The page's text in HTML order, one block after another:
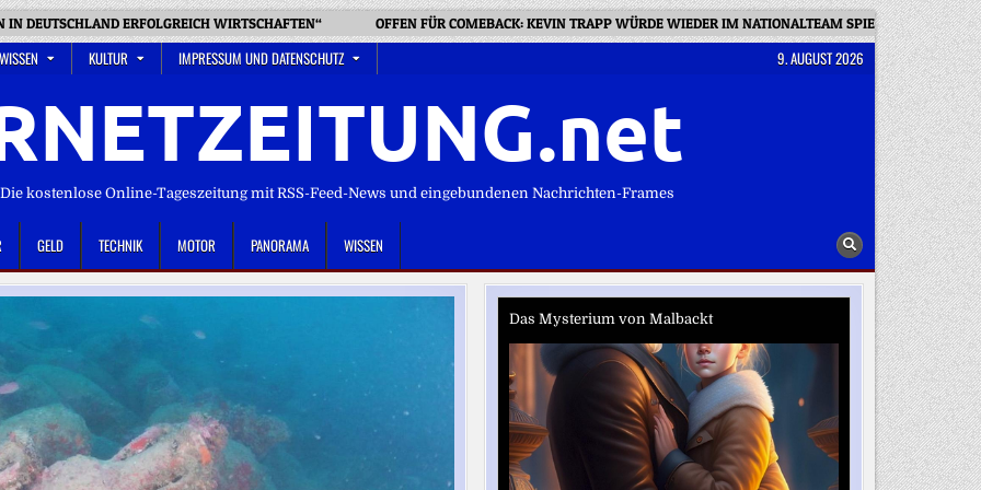
DEUTSCHLAND ERFOLGREICH WIRTSCHAFTEN“ OFFEN FÜR COMEBACK: KEVIN TRAPP WÜRDE WIEDER IM NATIONALTEAM SPIELEN
KULTUR IMPRESSUM UND DATENSCHUTZ 9. AUGUST 2026
kostenlose Online-Tageszeitung mit RSS-Feed-News und eingebundenen Nachrichten-Frames
GELD TECHNIK MOTOR PANORAMA WISSEN
Das Mysterium von Malbackt